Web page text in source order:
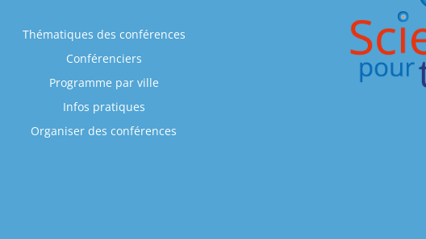
Thématiques des conférences
Conférenciers
Programme par ville
Infos pratiques
Organiser des conférences